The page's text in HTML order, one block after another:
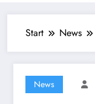
Start News
News